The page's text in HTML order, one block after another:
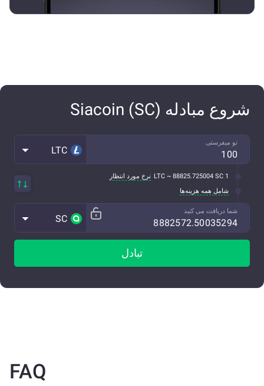
شروع مبادله Siacoin (SC)
تو میفرستی
LTC
1 LTC ~ 88825.725004 SC
نرخ مورد انتظار
شامل همه هزینه‌ها
شما دریافت می کنید
SC
تبادل
FAQ